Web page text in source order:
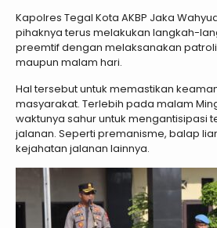
Kapolres Tegal Kota AKBP Jaka
pihaknya terus melakukan langkah-
preemtif dengan melaksanakan
maupun malam hari.
Hal tersebut untuk memastikan
masyarakat. Terlebih pada malam
waktunya sahur untuk mengantisipasi
jalanan. Seperti premanisme, balap
kejahatan jalanan lainnya.